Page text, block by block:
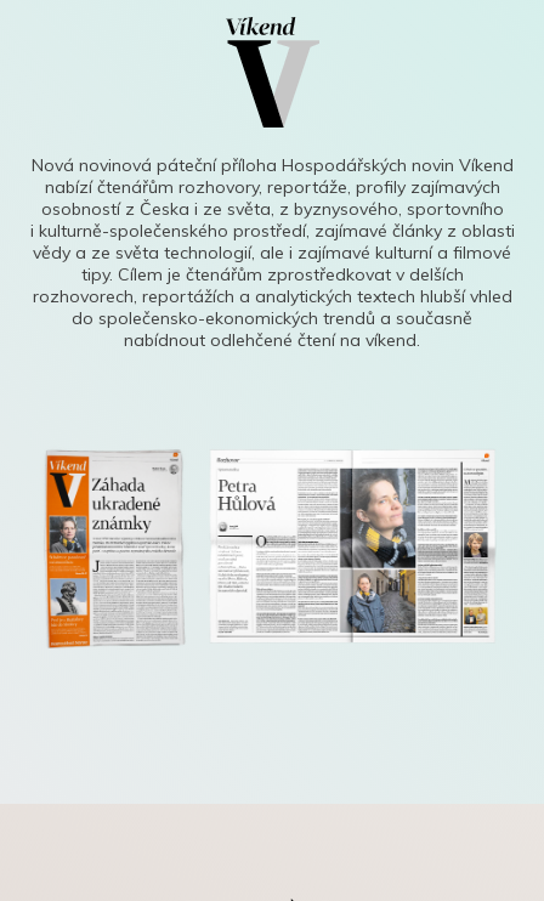
Nová novinová páteční příloha Hospodářských novin Víkend
nabízí čtenářům rozhovory, reportáže, profily zajímavých
osobností z Česka i ze světa, z byznysového, sportovního
i kulturně-společenského prostředí, zajímavé články z oblasti
vědy a ze světa technologií, ale i zajímavé kulturní a filmové
tipy. Cílem je čtenářům zprostředkovat v delších
rozhovorech, reportážích a analytických textech hlubší vhled
do společensko-ekonomických trendů a současně
nabídnout odlehčené čtení na víkend.